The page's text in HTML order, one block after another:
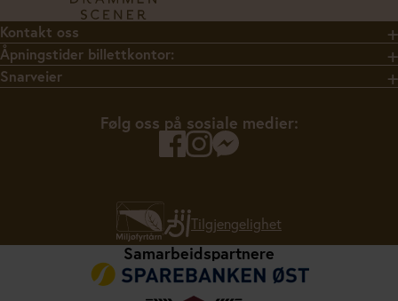
Kontakt oss
Åpningstider billettkontor:
Snarveier
Følg oss på sosiale medier:
Tilgjengelighet
Samarbeidspartnere